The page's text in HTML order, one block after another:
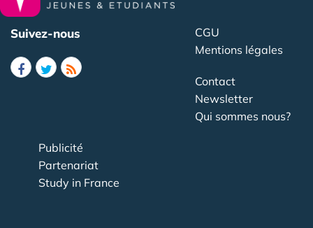
Suivez-nous
CGU
Mentions légales
Contact
Newsletter
Qui sommes nous?
Publicité
Partenariat
Study in France